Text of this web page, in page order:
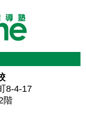
8-4-17
階